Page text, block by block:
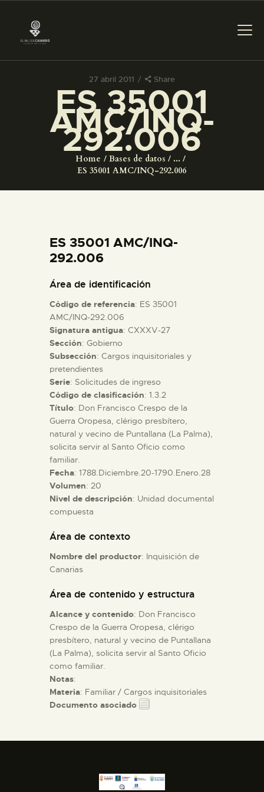
27 abril 2011 Share
ES 35001
AMC/INQ-
292.006
Home Bases de datos
...
ES 35001 AMC/INQ-292.006
PREPARAR LA VISITA
ACTIVIDADES
COLECCIONES
ESPAÑOL
PREPARAR LA VISITA
ACTIVIDADES
█
EL MUSEO
COLECCIONES
ESPAÑOL
ES 35001 AMC/INQ-
292.006
Área de identificación
Código de referencia: ES 35001
AMC/INQ-292.006
Signatura antigua: CXXXV-27
Sección: Gobierno
Subsección: Cargos inquisitoriales y
pretendientes
Serie: Solicitudes de ingreso
Código de clasificación: 1.3.2
Título: Don Francisco Crespo de la
Guerra Oropesa, clérigo presbítero,
natural y vecino de Puntallana (La Palma),
solicita servir al Santo Oficio como
familiar.
Fecha: 1788.Diciembre.20-1790.Enero.28
Volumen: 20
Nivel de descripción: Unidad documental
compuesta
Área de contexto
Nombre del productor: Inquisición de
Canarias
Área de contenido y estructura
Alcance y contenido: Don Francisco
Crespo de la Guerra Oropesa, clérigo
presbítero, natural y vecino de Puntallana
(La Palma), solicita servir al Santo Oficio
como familiar.
Notas:
Materia: Familiar / Cargos inquisitoriales
Documento asociado